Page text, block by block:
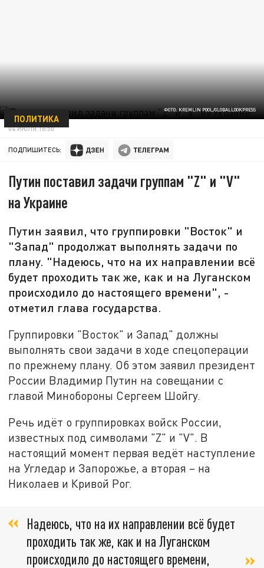
ФОТО: KREMLIN POOL/GLOBALLOOKPRESS
ПОЛИТИКА
04 ИЮЛЯ 16:50
ПОДПИШИТЕСЬ:
Путин поставил задачи группам "Z" и "V"
на Украине
Путин заявил, что группировки "Восток" и
"Запад" продолжат выполнять задачи по
плану. "Надеюсь, что на их направлении всё
будет проходить так же, как и на Луганском
происходило до настоящего времени", -
отметил глава государства.
Группировки "Восток" и Запад" должны
выполнять свои задачи в ходе спецоперации
по прежнему плану. Об этом заявил президент
России Владимир Путин на совещании с
главой Минобороны Сергеем Шойгу.
Речь идёт о группировках войск России,
известных под символами "Z" и "V". В
настоящий момент первая ведёт наступление
на Угледар и Запорожье, а вторая – на
Николаев и Кривой Рог.
Надеюсь, что на их направлении всё будет
проходить так же, как и на Луганском
происходило до настоящего времени,